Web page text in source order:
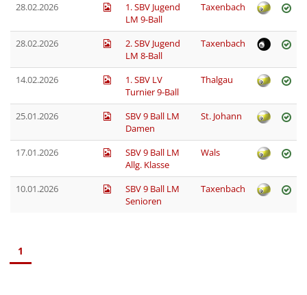
28.02.2026
1. SBV Jugend
LM 9-Ball
Taxenbach
28.02.2026
2. SBV Jugend
LM 8-Ball
Taxenbach
14.02.2026
1. SBV LV
Turnier 9-Ball
Thalgau
25.01.2026
SBV 9 Ball LM
Damen
St. Johann
17.01.2026
SBV 9 Ball LM
Allg. Klasse
Wals
10.01.2026
SBV 9 Ball LM
Senioren
Taxenbach
1